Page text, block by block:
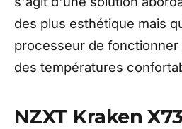
des plus esthétique mais
processeur de fonctionner
des températures
NZXT Kraken